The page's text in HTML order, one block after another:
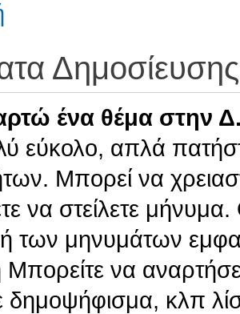
Δημοσίευσης
ένα θέμα στην
εύκολο, απλά
Μπορεί να
να στείλετε μήνυμα.
των μηνυμάτων
να
δημοψήφισμα, κλπ